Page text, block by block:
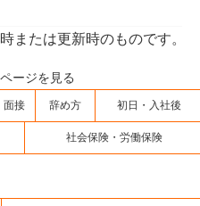
または更新時のものです。
ージを見る
面接 辞め方 初日・入社後
社会保険・労働保険